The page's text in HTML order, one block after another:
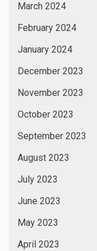
March 2024
February 2024
January 2024
December 2023
November 2023
October 2023
September 2023
August 2023
July 2023
June 2023
May 2023
April 2023